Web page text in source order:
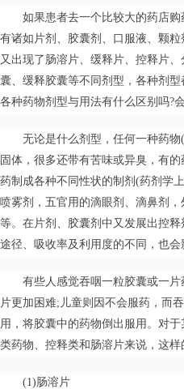
如果患者去一个比较大的药店
有诸如片剂、胶囊剂、口服液、颗
又出现了肠溶片、缓释片、控释片
囊、缓释胶囊等不同剂型，各种剂
各种药物剂型与用法有什么区别吗?
无论是什么剂型，任何一种药
固体，很多还带有苦味或异臭，有
药制成各种不同性状的制剂(药剂学
喷雾剂，五官用的滴眼剂、滴鼻剂
等。在片剂、胶囊剂中又发展出控
途径、吸收率及利用度的不同，也
有些人感觉吞咽一粒胶囊或一
片更加困难;儿童则因不会服药，而
用，将胶囊中的药物倒出服用。对
类药物、控释类和肠溶片来说，这
(1)肠溶片